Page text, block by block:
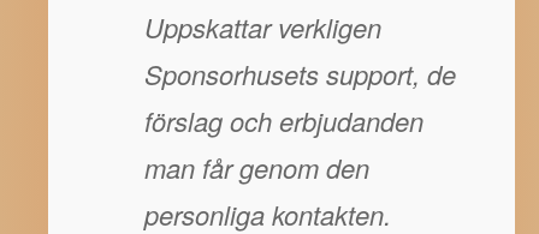
Uppskattar verkligen
Sponsorhusets support, de
förslag och erbjudanden
man får genom den
personliga kontakten.